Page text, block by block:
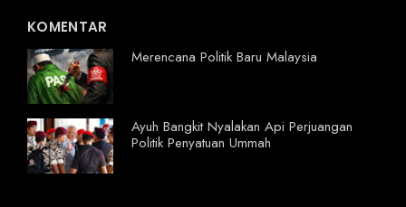
KOMENTAR
Merencana Politik Baru Malaysia
Ayuh Bangkit Nyalakan Api Perjuangan
Politik Penyatuan Ummah